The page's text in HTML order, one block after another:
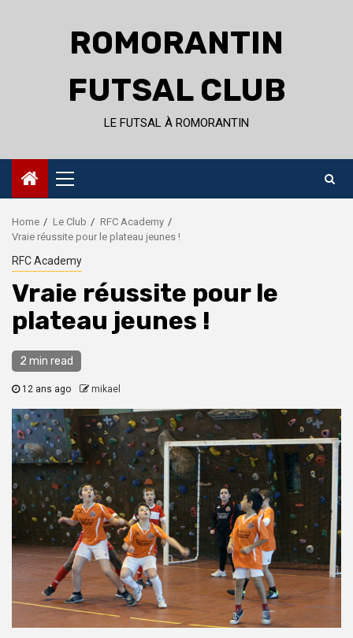
ROMORANTIN
FUTSAL CLUB
LE FUTSAL À ROMORANTIN
Primary
Menu
Home Le Club
RFC Academy
Vraie réussite pour le plateau jeunes !
RFC Academy
Vraie réussite pour le
plateau jeunes !
2 min read
12 ans ago mikael